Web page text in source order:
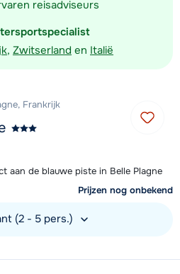
reisadviseurs
, Zwitserland en Italië
Frankrijk
aan de blauwe piste in Belle Plagne
Prijzen nog onbekend
(2 - 5 pers.)